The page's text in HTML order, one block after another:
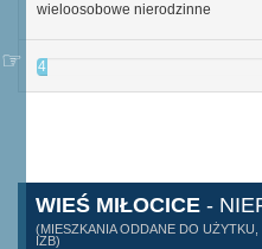
wieloosobowe nierodzinne
4
WIEŚ MIŁOCICE -
(MIESZKANIA ODDANE DO
IZB)